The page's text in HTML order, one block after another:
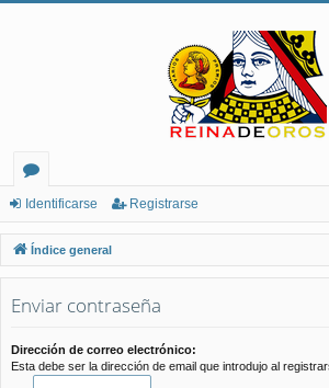
or
os
Identificarse Registrarse
Índice general
Enviar contraseña
Dirección de correo electrónico:
Esta debe ser la dirección de email que introdujo al